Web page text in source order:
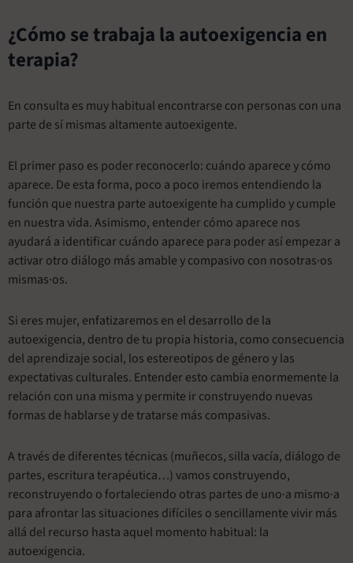
¿Cómo se trabaja la autoexigencia en
terapia?
En consulta es muy habitual encontrarse con personas con una
parte de sí mismas altamente autoexigente.
El primer paso es poder reconocerlo: cuándo aparece y cómo
aparece. De esta forma, poco a poco iremos entendiendo la
función que nuestra parte autoexigente ha cumplido y cumple
en nuestra vida. Asimismo, entender cómo aparece nos
ayudará a identificar cuándo aparece para poder así empezar a
activar otro diálogo más amable y compasivo con nosotras·os
mismas·os.
Si eres mujer, enfatizaremos en el desarrollo de la
autoexigencia, dentro de tu propia historia, como consecuencia
del aprendizaje social, los estereotipos de género y las
expectativas culturales. Entender esto cambia enormemente la
relación con una misma y permite ir construyendo nuevas
formas de hablarse y de tratarse más compasivas.
A través de diferentes técnicas (muñecos, silla vacía, diálogo de
partes, escritura terapéutica…) vamos construyendo,
reconstruyendo o fortaleciendo otras partes de uno·a mismo·a
para afrontar las situaciones difíciles o sencillamente vivir más
allá del recurso hasta aquel momento habitual: la
autoexigencia.